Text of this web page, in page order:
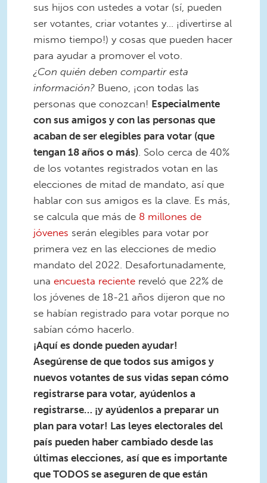
sus hijos con ustedes a votar (sí, pueden
ser votantes, criar votantes y… ¡divertirse al
mismo tiempo!) y cosas que pueden hacer
para ayudar a promover el voto.
¿Con quién deben compartir esta
información? Bueno, ¡con todas las
personas que conozcan! Especialmente
con sus amigos y con las personas que
acaban de ser elegibles para votar (que
tengan 18 años o más) . Solo cerca de 40%
de los votantes registrados votan en las
elecciones de mitad de mandato, así que
hablar con sus amigos es la clave. Es más,
se calcula que más de 8 millones de
jóvenes serán elegibles para votar por
primera vez en las elecciones de medio
mandato del 2022. Desafortunadamente,
una encuesta reciente reveló que 22% de
los jóvenes de 18-21 años dijeron que no
se habían registrado para votar porque no
sabían cómo hacerlo.
¡Aquí es donde pueden ayudar!
Asegúrense de que todos sus amigos y
nuevos votantes de sus vidas sepan cómo
registrarse para votar, ayúdenlos a
registrarse… ¡y ayúdenlos a preparar un
plan para votar! Las leyes electorales del
país pueden haber cambiado desde las
últimas elecciones, así que es importante
que TODOS se aseguren de que están